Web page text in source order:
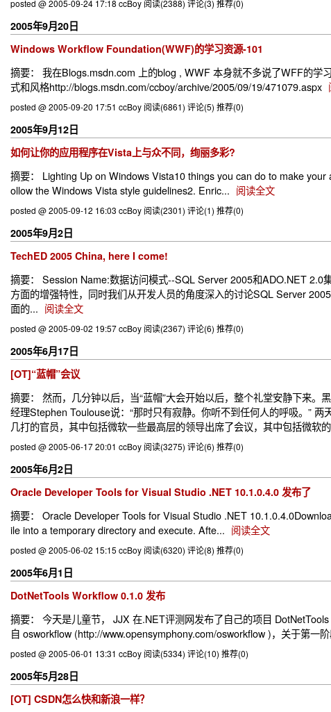
posted @ 2005-09-24 17:18 ccBoy 阅读(2388) 评论(3) 推荐(0)
2005年9月20日
Windows Workflow Foundation(WWF)的学习资源-101
摘要： 我在Blogs.msdn.com 上的blog , WWF 本身就不多说了WFF的
式和风格http://blogs.msdn.com/ccboy/archive/2005/09/19/471079.aspx
posted @ 2005-09-20 17:51 ccBoy 阅读(6861) 评论(5) 推荐(0)
2005年9月12日
如何让你的应用程序在Vista上与众不同，绚丽多彩?
摘要： Lighting Up on Windows Vista10 things you can do to make
ollow the Windows Vista style guidelines2. Enric... 阅读全文
posted @ 2005-09-12 16:03 ccBoy 阅读(2301) 评论(1) 推荐(0)
2005年9月2日
TechED 2005 China, here I come!
摘要： Session Name:数据访问模式--SQL Server 2005和ADO.NET
方面的增强特性，同时我们从开发人员的角度深入的讨论SQL Server
面的... 阅读全文
posted @ 2005-09-02 19:57 ccBoy 阅读(2367) 评论(6) 推荐(0)
2005年6月17日
[OT]“蓝帽”会议
摘要： 然而，几分钟以后，当“蓝帽”大会开始以后，整个礼堂安静下来
经理Stephen Toulouse说：“那时只有寂静。你听不到任何人的呼吸。”
几打的官员，其中包括微软一些最高层的领导出席了会议，其中包括微软
posted @ 2005-06-17 20:01 ccBoy 阅读(3275) 评论(6) 推荐(0)
2005年6月2日
Oracle Developer Tools for Visual Studio .NET 10.1.0.4.0 发布了
摘要： Oracle Developer Tools for Visual Studio .NET
ile into a temporary directory and execute. Afte... 阅读全文
posted @ 2005-06-02 15:15 ccBoy 阅读(6320) 评论(8) 推荐(0)
2005年6月1日
DotNetTools Workflow 0.1.0 发布
摘要： 今天是儿童节， JJX 在.NET评测网发布了自己的项目
自 osworkflow (http://www.opensymphony.com/osworkflow )，关于第一
posted @ 2005-06-01 13:31 ccBoy 阅读(5334) 评论(10) 推荐(0)
2005年5月28日
[OT] CSDN怎么快和新浪一样？